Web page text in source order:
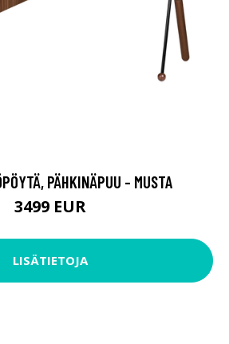
PÄHKINÄPUU - MUSTA
3499 EUR
LISÄTIETOJA